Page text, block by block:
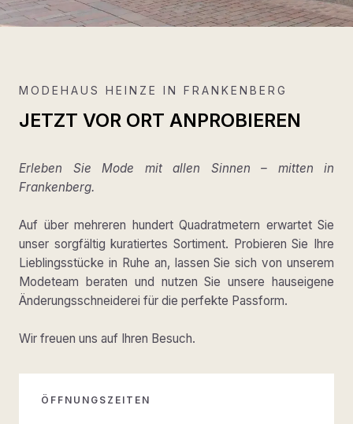
MODEHAUS HEINZE IN FRANKENBERG
JETZT VOR ORT ANPROBIEREN
Erleben Sie Mode mit allen Sinnen – mitten in
Frankenberg.
Auf über mehreren hundert Quadratmetern erwartet Sie
unser sorgfältig kuratiertes Sortiment. Probieren Sie Ihre
Lieblingsstücke in Ruhe an, lassen Sie sich von unserem
Modeteam beraten und nutzen Sie unsere hauseigene
Änderungsschneiderei für die perfekte Passform.
Wir freuen uns auf Ihren Besuch.
ÖFFNUNGSZEITEN